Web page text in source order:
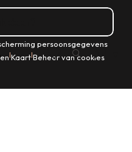
NL
persoonsgegevens
|Kaart|Beheer van cookies